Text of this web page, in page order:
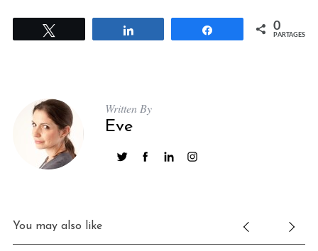
Partagez 0
PARTAGES
Written By
Eve
You may also like